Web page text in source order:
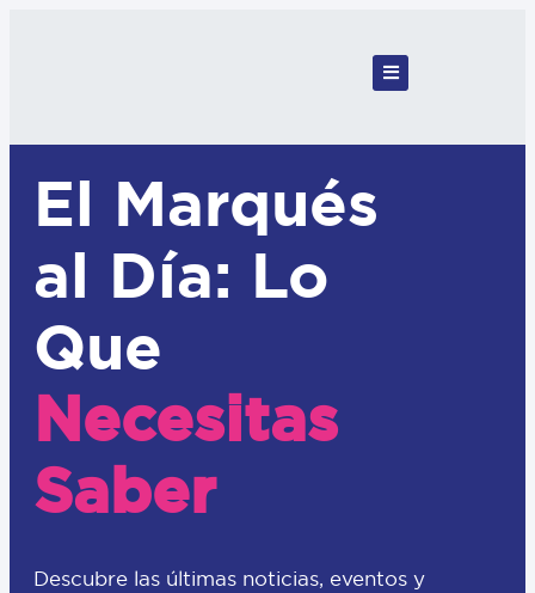
El Marqués
al Día: Lo
Que
Necesitas
Saber
Descubre las últimas noticias, eventos y